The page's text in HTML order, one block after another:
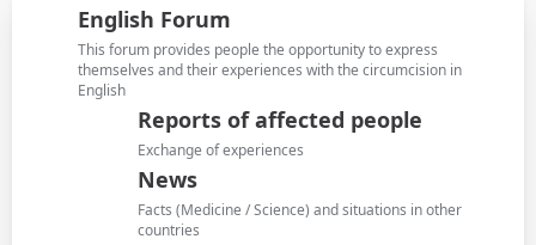
g
t
r
ä
g
t
e
B
e
English Forum
This forum provides people the opportunity to express
themselves and their experiences with the circumcision in
English
Reports of affected people
Exchange of experiences
News
Facts (Medicine / Science) and situations in other
countries